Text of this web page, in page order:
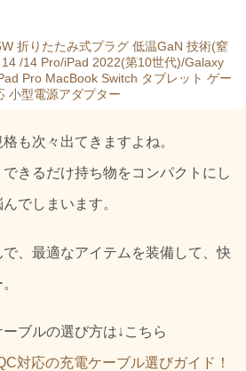
折りたたみ式プラグ 低温GaN 技術(窒
/14 Pro/iPad 2022(第10世代)/Galaxy
Pro MacBook Switch タブレット ゲー
小型電源アダプター
も次々出てきますよね。
きるだけ持ち物をコンパクトにし
でしまいます。
、最適なアイテムを装備して、快
ブルの選び方は↓こちら
対応の充電ケーブル選びガイド！